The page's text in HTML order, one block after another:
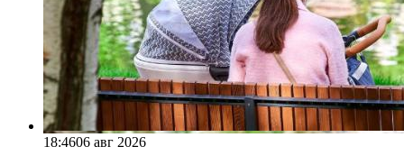
18:4606 авг 2026